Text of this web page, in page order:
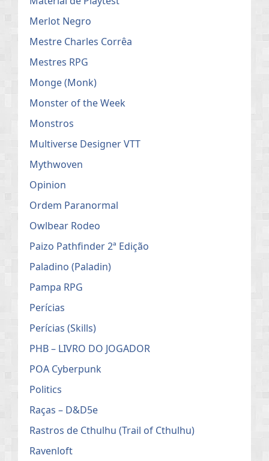
Merlot Negro
Mestre Charles Corrêa
Mestres RPG
Monge (Monk)
Monster of the Week
Monstros
Multiverse Designer VTT
Mythwoven
Opinion
Ordem Paranormal
Owlbear Rodeo
Paizo Pathfinder 2ª Edição
Paladino (Paladin)
Pampa RPG
Perícias
Perícias (Skills)
PHB – LIVRO DO JOGADOR
POA Cyberpunk
Politics
Raças – D&D5e
Rastros de Cthulhu (Trail of Cthulhu)
Ravenloft